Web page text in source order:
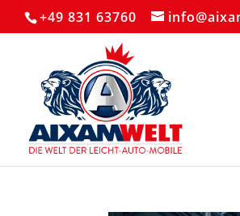
+49 831 63760